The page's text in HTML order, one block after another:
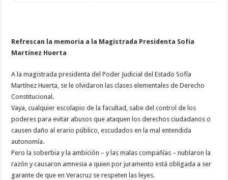
Refrescan la memoria a la Magistrada Presidenta Sofía
Martínez Huerta
A la magistrada presidenta del Poder Judicial del Estado Sofía
Martínez Huerta, se le olvidaron las clases elementales de Derecho
Constitucional.
Vaya, cualquier escolapio de la facultad, sabe del control de los
poderes para evitar abusos que ataquen los derechos ciudadanos o
causen daño al erario público, escudados en la mal entendida
autonomía.
Pero la soberbia y la ambición – y las malas compañías – nublaron la
razón y causaron amnesia a quien por juramento está obligada a ser
garante de que en Veracruz se respeten las leyes.